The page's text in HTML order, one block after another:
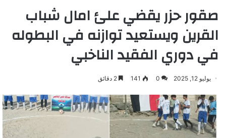
صقور حزر يقضي علئ امال شباب
القرين ويستعيد توازنه في البطوله
في دوري الفقيد الناخبي
يوليو 12, 2025 0
141